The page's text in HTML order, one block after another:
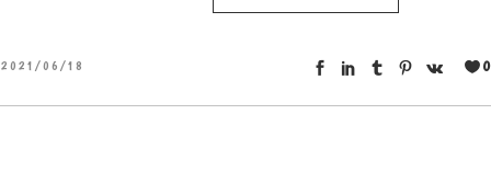
2021/06/18 0